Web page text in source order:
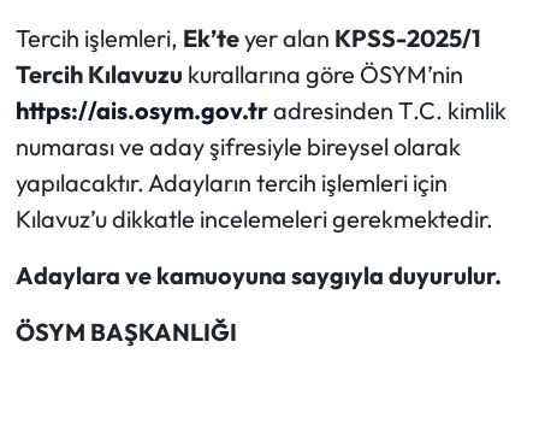
Tercih işlemleri, Ek’teyer alan KPSS-2025/1
Tercih Kılavuzu kurallarına göre ÖSYM’nin
https://ais.osym.gov.tradresinden T.C. kimlik
numarası ve aday şifresiyle bireysel olarak
yapılacaktır. Adayların tercih işlemleri için
Kılavuz’u dikkatle incelemeleri gerekmektedir.
Adaylara ve kamuoyuna saygıyla duyurulur.
ÖSYM BAŞKANLIĞI